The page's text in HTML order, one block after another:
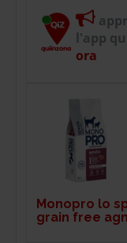
l'app
ora
Monopro lo
grain free